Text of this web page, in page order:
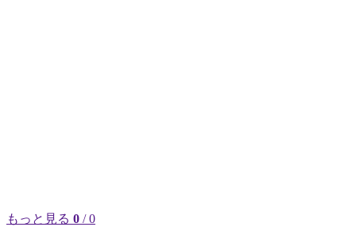
もっと見る 0 / 0